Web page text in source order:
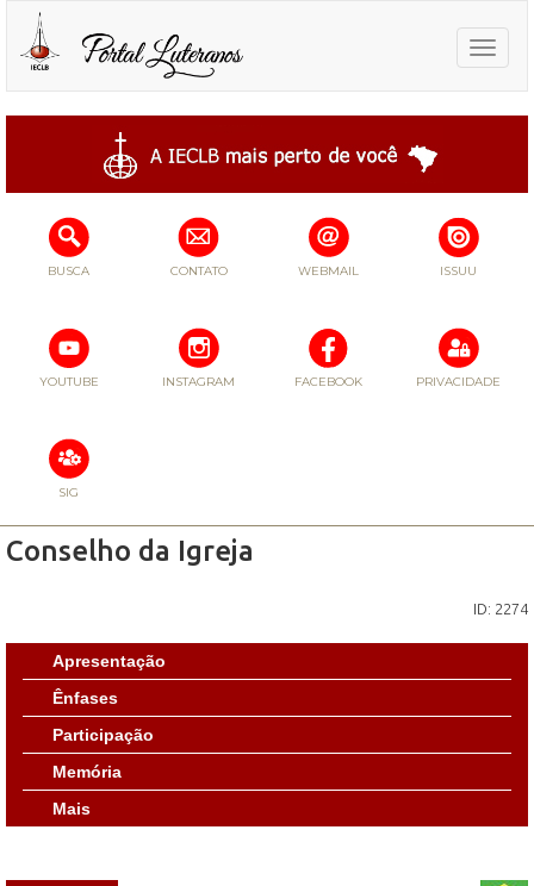
Toggle
BUSCA CONTATO WEBMAIL ISSUU
YOUTUBE INSTAGRAM FACEBOOK PRIVACIDADE
SIG
Conselho da Igreja
ID: 2274
Apresentação
Ênfases
Participação
Memória
Mais